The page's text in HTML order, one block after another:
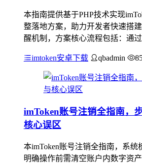
本指南提供基于PHP技术实现
整落地方案，助力开发者快速搭
醒机制，方案核心流程包括：通
imtoken安卓下载 qbadmin
imToken账号注销全指南，
核心误区
本imToken账号注销全指南，系统
明确操作前需清空账户内数字资